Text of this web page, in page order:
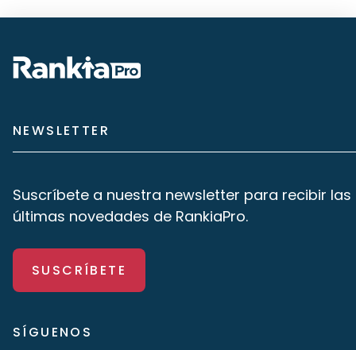
NEWSLETTER
Suscríbete a nuestra newsletter para recibir las
últimas novedades de RankiaPro.
SUSCRÍBETE
SÍGUENOS